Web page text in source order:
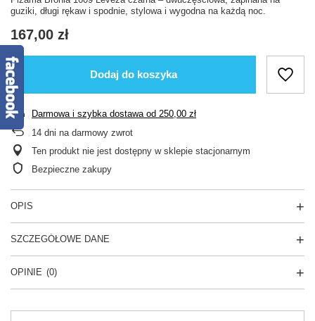
guziki, długi rękaw i spodnie, stylowa i wygodna na każdą noc.
167,00 zł
Dodaj do koszyka
Darmowa i szybka dostawa od 250,00 zł
14 dni na darmowy zwrot
Ten produkt nie jest dostępny w sklepie stacjonarnym
Bezpieczne zakupy
OPIS
SZCZEGÓŁOWE DANE
OPINIE (0)